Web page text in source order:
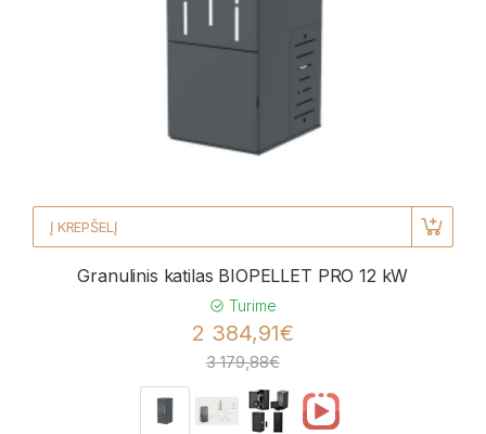
Į KREPŠELĮ
Granulinis katilas BIOPELLET PRO 12 kW
Turime
2 384,91€
3 179,88€